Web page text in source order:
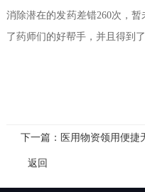
消除潜在的发药差错260次，
了药师们的好帮手，并且得到
下一篇：医用物资领用便捷
返回